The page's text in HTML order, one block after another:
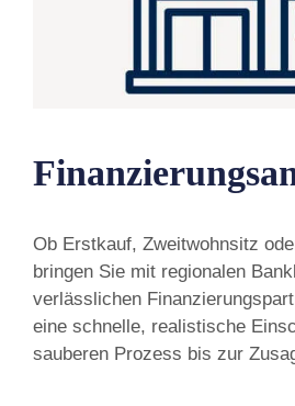
Ob Erstkauf, Zweitwohnsitz
bringen Sie mit regionalen
verlässlichen
eine schnelle, realistische
sauberen Prozess bis zur